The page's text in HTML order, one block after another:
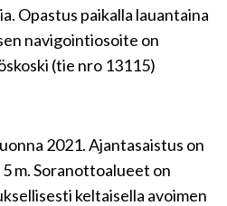
Opastus paikalla lauantaina
navigointiosoite on
(tie nro 13115)
2021. Ajantasaistus on
m. Soranottoalueet on
keltaisella avoimen